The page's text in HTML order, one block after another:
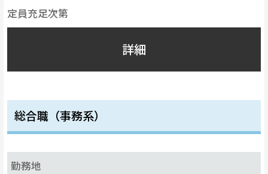
定員充足次第
詳細
総合職（事務系）
勤務地